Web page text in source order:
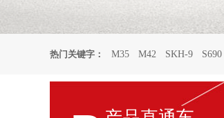
热门关键字： M35 M42 SKH-9 S690